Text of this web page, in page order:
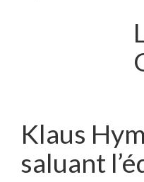
Klaus
saluant